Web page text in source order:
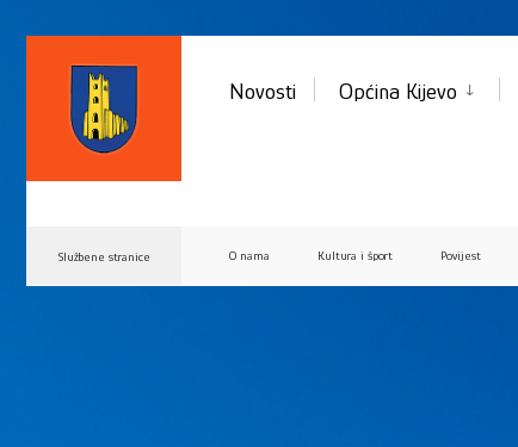
Novosti Općina Kijevo
Službene stranice O nama Kultura i šport Povijest